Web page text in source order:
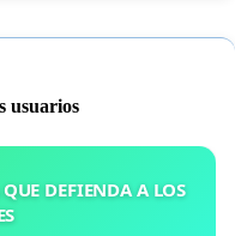
usuarios
DEFIENDA A LOS